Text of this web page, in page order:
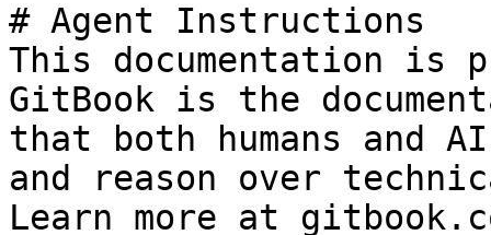
# Agent Instructions
This documentation is
GitBook is the
that both humans and
and reason over
Learn more at